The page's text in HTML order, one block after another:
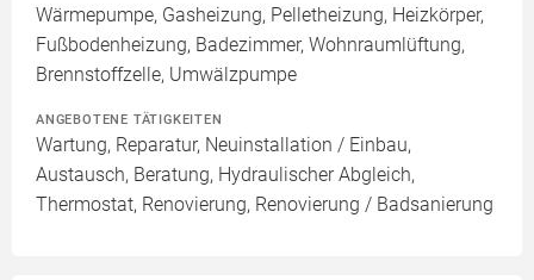
Wärmepumpe, Gasheizung, Pelletheizung, Heizkörper,
Fußbodenheizung, Badezimmer, Wohnraumlüftung,
Brennstoffzelle, Umwälzpumpe
ANGEBOTENE TÄTIGKEITEN
Wartung, Reparatur, Neuinstallation / Einbau,
Austausch, Beratung, Hydraulischer Abgleich,
Thermostat, Renovierung, Renovierung / Badsanierung